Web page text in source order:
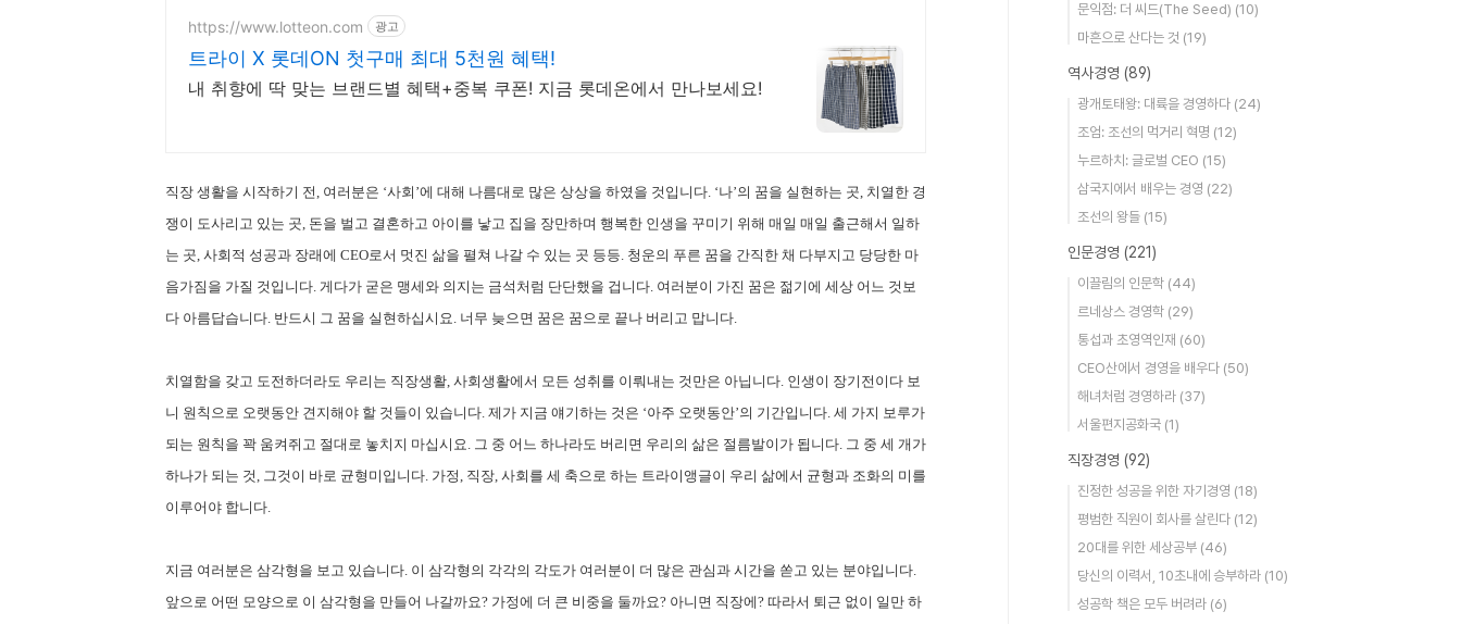
https://www.lotteon.com 광고
트라이 X 롯데ON 첫구매 최대 5천원 혜택!
내 취향에 딱 맞는 브랜드별 혜택+중복 쿠폰! 지금 롯데온에서 만나보세요!
직장 생활을 시작하기 전, 여러분은 ‘사회’에 대해 나름대로 많은 상상을 하였을 것입니다. ‘나’의 꿈을 실현하는 곳, 치열한 경
쟁이 도사리고 있는 곳, 돈을 벌고 결혼하고 아이를 낳고 집을 장만하며 행복한 인생을 꾸미기 위해 매일 매일 출근해서 일하
는 곳, 사회적 성공과 장래에 CEO로서 멋진 삶을 펼쳐 나갈 수 있는 곳 등등. 청운의 푸른 꿈을 간직한 채 다부지고 당당한 마
음가짐을 가질 것입니다. 게다가 굳은 맹세와 의지는 금석처럼 단단했을 겁니다. 여러분이 가진 꿈은 젊기에 세상 어느 것보
다 아름답습니다. 반드시 그 꿈을 실현하십시요. 너무 늦으면 꿈은 꿈으로 끝나 버리고 맙니다.
치열함을 갖고 도전하더라도 우리는 직장생활, 사회생활에서 모든 성취를 이뤄내는 것만은 아닙니다. 인생이 장기전이다 보
니 원칙으로 오랫동안 견지해야 할 것들이 있습니다. 제가 지금 얘기하는 것은 ‘아주 오랫동안’의 기간입니다. 세 가지 보루가
되는 원칙을 꽉 움켜쥐고 절대로 놓치지 마십시요. 그 중 어느 하나라도 버리면 우리의 삶은 절름발이가 됩니다. 그 중 세 개가
하나가 되는 것, 그것이 바로 균형미입니다. 가정, 직장, 사회를 세 축으로 하는 트라이앵글이 우리 삶에서 균형과 조화의 미를
이루어야 합니다.
지금 여러분은 삼각형을 보고 있습니다. 이 삼각형의 각각의 각도가 여러분이 더 많은 관심과 시간을 쏟고 있는 분야입니다.
앞으로 어떤 모양으로 이 삼각형을 만들어 나갈까요? 가정에 더 큰 비중을 둘까요? 아니면 직장에? 따라서 퇴근 없이 일만 하
문익점: 더 씨드(The Seed) (10)
마흔으로 산다는 것 (19)
역사경영 (89)
광개토태왕: 대륙을 경영하다 (24)
조엄: 조선의 먹거리 혁명 (12)
누르하치: 글로벌 CEO (15)
삼국지에서 배우는 경영 (22)
조선의 왕들 (15)
인문경영 (221)
이끌림의 인문학 (44)
르네상스 경영학 (29)
통섭과 초영역인재 (60)
CEO산에서 경영을 배우다 (50)
해녀처럼 경영하라 (37)
서울편지공화국 (1)
직장경영 (92)
진정한 성공을 위한 자기경영 (18)
평범한 직원이 회사를 살린다 (12)
20대를 위한 세상공부 (46)
당신의 이력서, 10초내에 승부하라 (10)
성공학 책은 모두 버려라 (6)